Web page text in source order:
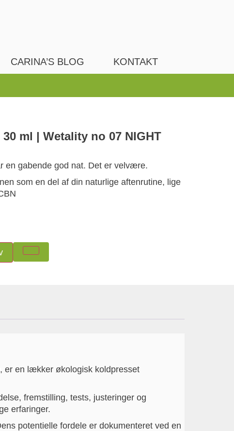
CARINA’S BLOG KONTAKT
ml | Wetality no 07 NIGHT
en gabende god nat. Det er velvære.
som en del af din naturlige aftenrutine, lige
er en lækker økologisk koldpresset
fremstilling, tests, justeringer og
erfaringer.
potentielle fordele er dokumenteret ved en